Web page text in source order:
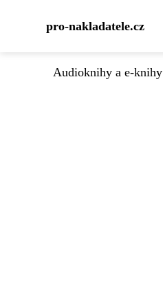
pro-nakladatele.cz
Audioknihy a e-knihy